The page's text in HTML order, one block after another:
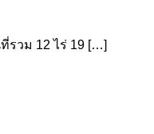
รวม 12 ไร่ 19 […]